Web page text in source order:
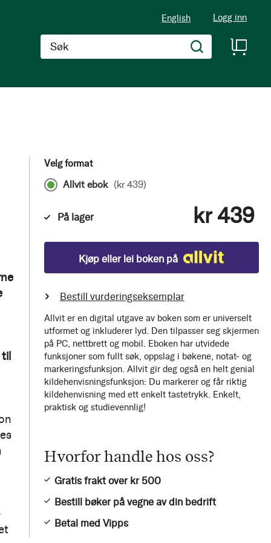
English Logg inn
Søk
til
Velg format
Allvit ebok (kr 439)
På lager kr 439
Kjøp eller lei boken på
Bestill vurderingseksemplar
Allvit er en digital utgave av boken som er universelt
utformet og inkluderer lyd. Den tilpasser seg skjermen
på PC, nettbrett og mobil. Eboken har utvidede
funksjoner som fullt søk, oppslag i bøkene, notat- og
markeringsfunksjon. Allvit gir deg også en helt genial
kildehenvisningsfunksjon: Du markerer og får riktig
kildehenvisning med ett enkelt tastetrykk. Enkelt,
praktisk og studievennlig!
Hvorfor handle hos oss?
Gratis frakt over kr 500
Bestill bøker på vegne av din bedrift
Betal med Vipps